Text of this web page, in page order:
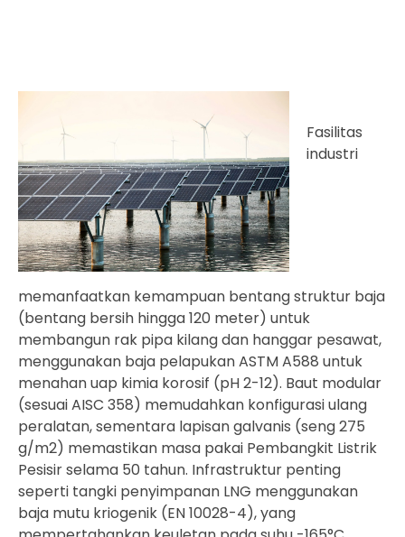
Fasilitas
industri
memanfaatkan kemampuan bentang struktur baja
(bentang bersih hingga 120 meter) untuk
membangun rak pipa kilang dan hanggar pesawat,
menggunakan baja pelapukan ASTM A588 untuk
menahan uap kimia korosif (pH 2-12). Baut modular
(sesuai AISC 358) memudahkan konfigurasi ulang
peralatan, sementara lapisan galvanis (seng 275
g/m2) memastikan masa pakai Pembangkit Listrik
Pesisir selama 50 tahun. Infrastruktur penting
seperti tangki penyimpanan LNG menggunakan
baja mutu kriogenik (EN 10028-4), yang